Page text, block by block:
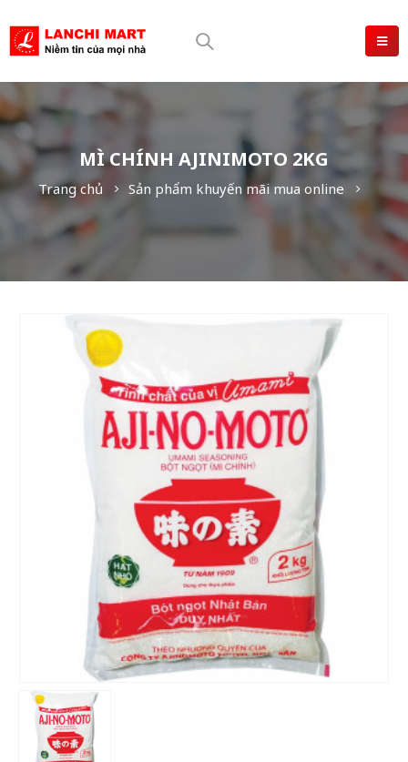
MÌ CHÍNH AJINIMOTO 2KG
Trang chủ Sản phẩm khuyến mãi mua online